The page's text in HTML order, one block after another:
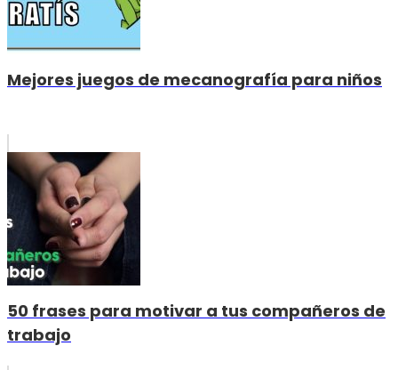
Mejores juegos de mecanografía para niños
50 frases para motivar a tus compañeros de
trabajo